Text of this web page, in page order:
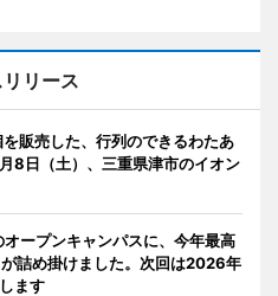
リース
を販売した、行列のできるわたあ
8日（土）、三重県津市のイオン
オープンキャンパスに、今年最高
詰め掛けました。次回は2026年
ます